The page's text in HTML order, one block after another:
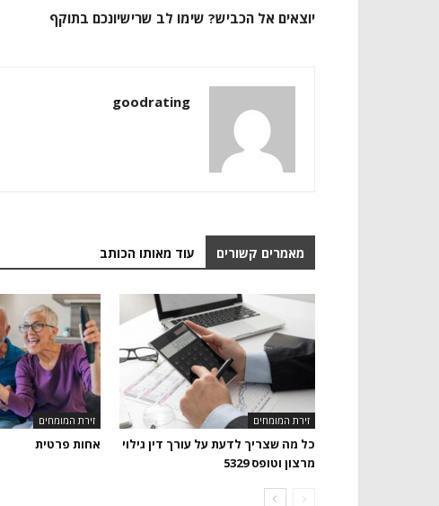
יוצאים אל הכביש? שימו לב שרישיונכם בתוקף
goodrating
מאמרים קשורים עוד מאותו הכותב
זירת המומחים
כל מה שצריך לדעת על עורך דין גילוי
מרצון וטופס 5329
זירת המומחים
אחות פרטית